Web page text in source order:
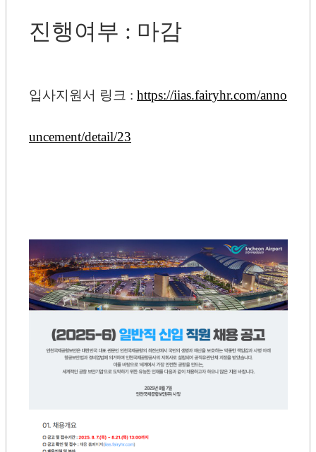
진행여부 : 마감
입사지원서 링크 : https://iias.fairyhr.com/anno
uncement/detail/23